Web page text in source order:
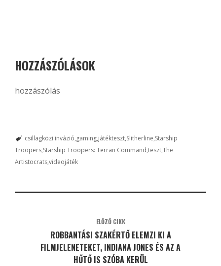
HOZZÁSZÓLÁSOK
hozzászólás
csillagközi invázió gaming játékteszt Slitherline Starship
Troopers Starship Troopers: Terran Command tesztThe
Artistocratsvideojáték
ELŐZŐ CIKK
ROBBANTÁSI SZAKÉRTŐ ELEMZI KI A
FILMJELENETEKET, INDIANA JONES ÉS AZ A
HŰTŐ IS SZÓBA KERÜL